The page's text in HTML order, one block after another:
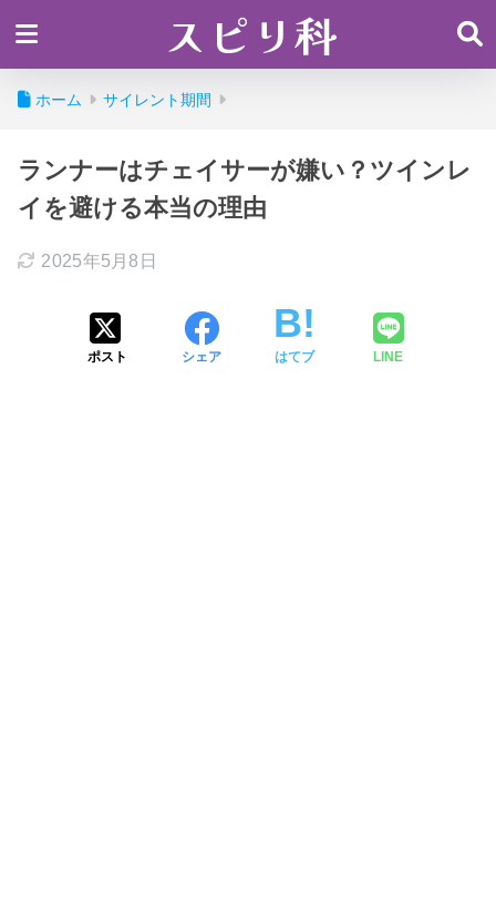
スピリ科
ホーム サイレント期間
ランナーはチェイサーが嫌い？ツインレ
イを避ける本当の理由
2025年5月8日
ポスト シェア はてブ LINE